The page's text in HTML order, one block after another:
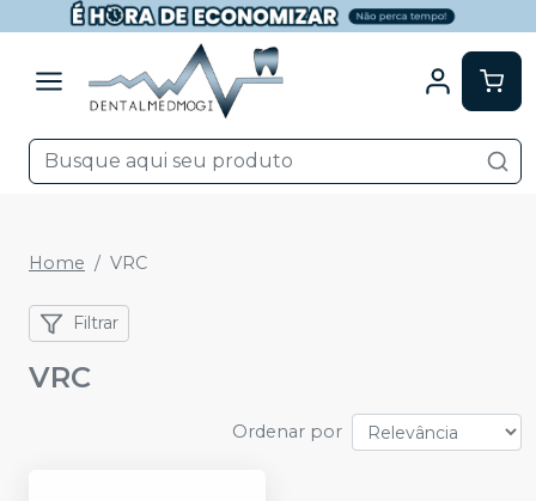
Home VRC
Filtrar
VRC
Ordenar por